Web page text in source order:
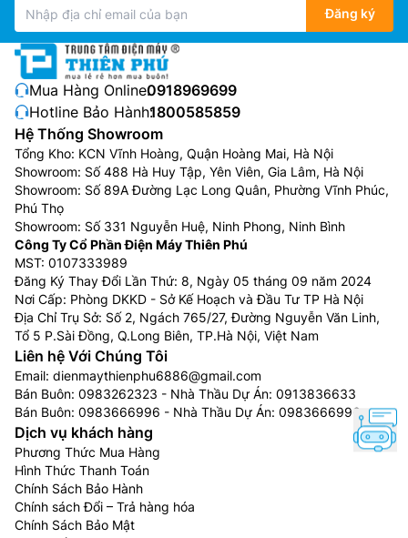
Đăng ký
Mua Hàng Online:0918969699
Hotline Bảo Hành:1800585859
Hệ Thống Showroom
Tổng Kho: KCN Vĩnh Hoàng, Quận Hoàng Mai, Hà Nội
Showroom: Số 488 Hà Huy Tập, Yên Viên, Gia Lâm, Hà Nội
Showroom: Số 89A Đường Lạc Long Quân, Phường Vĩnh Phúc,
Phú Thọ
Showroom: Số 331 Nguyễn Huệ, Ninh Phong, Ninh Bình
Công Ty Cổ Phần Điện Máy Thiên Phú
MST: 0107333989
Đăng Ký Thay Đổi Lần Thứ: 8, Ngày 05 tháng 09 năm 2024
Nơi Cấp: Phòng DKKD - Sở Kế Hoạch và Đầu Tư TP Hà Nội
Địa Chỉ Trụ Sở: Số 2, Ngách 765/27, Đường Nguyễn Văn Linh,
Tổ 5 P.Sài Đồng, Q.Long Biên, TP.Hà Nội, Việt Nam
Liên hệ Với Chúng Tôi
Email: dienmaythienphu6886@gmail.com
Bán Buôn: 0983262323 - Nhà Thầu Dự Án: 0913836633
Bán Buôn: 0983666996 - Nhà Thầu Dự Án: 0983666996
Dịch vụ khách hàng
Phương Thức Mua Hàng
Hình Thức Thanh Toán
Chính Sách Bảo Hành
Chính sách Đổi – Trả hàng hóa
Chính Sách Bảo Mật